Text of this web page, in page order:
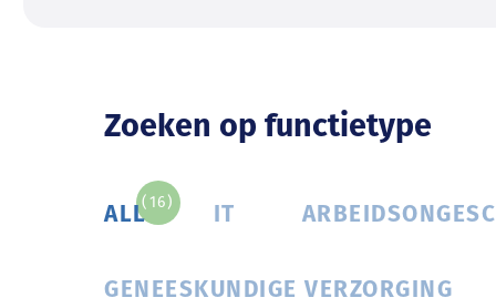
Zoeken op functietype
ALL
(16)
IT
GENEESKUNDIGE VERZORGING